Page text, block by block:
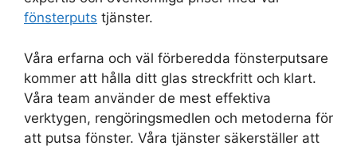
fönsterputs tjänster.
Våra erfarna och väl förberedda fönsterputsare
kommer att hålla ditt glas streckfritt och klart.
Våra team använder de mest effektiva
verktygen, rengöringsmedlen och metoderna för
att putsa fönster. Våra tjänster säkerställer att